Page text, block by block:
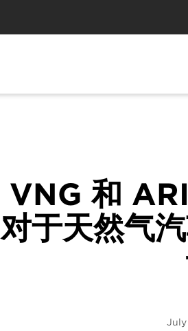
VNG 和
对于天然气
July